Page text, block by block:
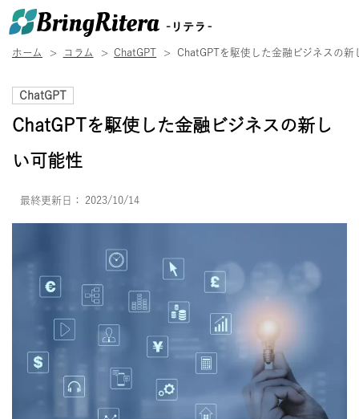
ホーム コラム ChatGPT ChatGPTを駆使した金融ビジネスの新
ChatGPT
ChatGPTを駆使した金融ビジネスの新し
い可能性
最終更新日： 2023/10/14